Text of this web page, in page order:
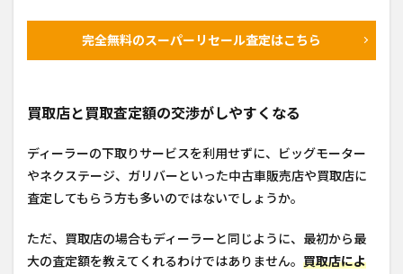
完全無料のスーパーリセール査定はこちら
買取店と買取査定額の交渉がしやすくなる
ディーラーの下取りサービスを利用せずに、ビッグモーター
やネクステージ、ガリバーといった中古車販売店や買取店に
査定してもらう方も多いのではないでしょうか。
ただ、買取店の場合もディーラーと同じように、最初から最
大の査定額を教えてくれるわけではありません。 買取店によ